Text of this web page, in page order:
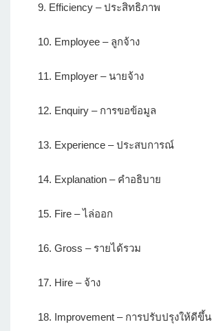
9. Efficiency – ประสิทธิภาพ
10. Employee – ลูกจ้าง
11. Employer – นายจ้าง
12. Enquiry – การขอข้อมูล
13. Experience – ประสบการณ์
14. Explanation – คำอธิบาย
15. Fire – ไล่ออก
16. Gross – รายได้รวม
17. Hire – จ้าง
18. Improvement – การปรับปรุงให้ดีขึ้น